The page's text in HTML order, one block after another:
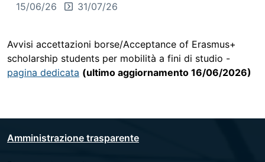
15/06/26 31/07/26
Avvisi accettazioni borse/Acceptance of Erasmus+
scholarship students per mobilità a fini di studio -
pagina dedicata (ultimo aggiornamento 16/06/2026)
Amministrazione trasparente